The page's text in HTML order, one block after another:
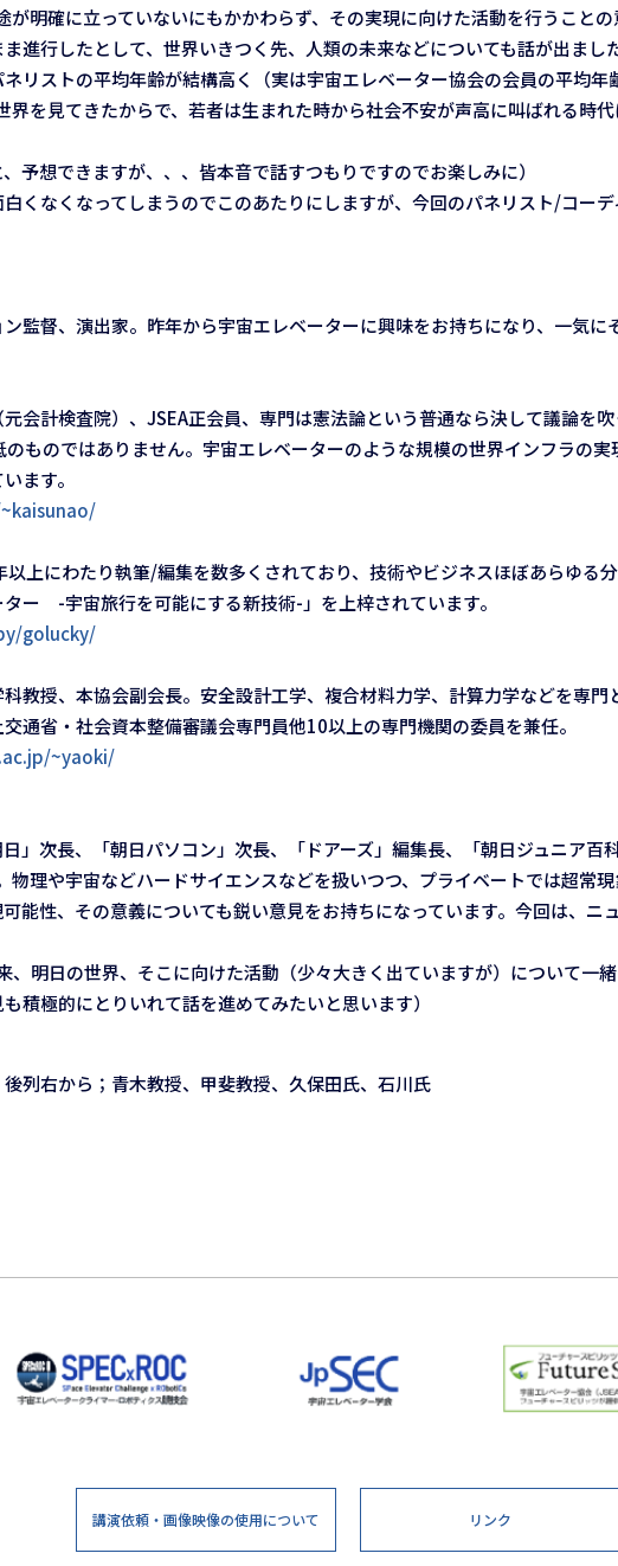
明確に立っていないにもかかわらず、その実現に向けた活動を行うこと
進行したとして、世界いきつく先、人類の未来などについても話が出ました
リストの平均年齢が結構高く（実は宇宙エレベーター協会の会員の平均
界を見てきたからで、若者は生まれた時から社会不安が声高に叫ばれる時
予想できますが、、、皆本音で話すつもりですのでお楽しみに）
くなくなってしまうのでこのあたりにしますが、今回のパネリスト/コー
監督、演出家。昨年から宇宙エレベーターに興味をお持ちになり、一気に
会計検査院）、JSEA正会員、専門は憲法論という普通なら決して議論を
ものではありません。宇宙エレベーターのような規模の世界インフラの
ます。
上にわたり執筆/編集を数多くされており、技術やビジネスほぼあらゆる
ー -宇宙旅行を可能にする新技術-」を上梓されています。
golucky/
教授、本協会副会長。安全設計工学、複合材料力学、計算力学などを専
通省・社会資本整備審議会専門員他10以上の専門機関の委員を兼任。
~yaoki/
」次長、「朝日パソコン」次長、「ドアーズ」編集長、「朝日ジュニア百
理や宇宙などハードサイエンスなどを扱いつつ、プライベートでは超常
能性、その意義についても鋭い意見をお持ちになっています。今回は、ニ
、明日の世界、そこに向けた活動（少々大きく出ていますが）について一
積極的にとりいれて話を進めてみたいと思います）
列右から；青木教授、甲斐教授、久保田氏、石川氏
講演依頼・画像映像の使用について リンク